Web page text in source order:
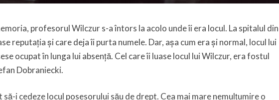
profesorul Wilczur s-a întors la acolo unde îi era locul. La spitalul din
reputația și care deja îi purta numele. Dar, așa cum era și normal, locul lui
ocupat în lunga lui absență. Cel care îi luase locul lui Wilczur, era fostul
Dobraniecki.
i cedeze locul posesorului său de drept. Cea mai mare nemulțumire o